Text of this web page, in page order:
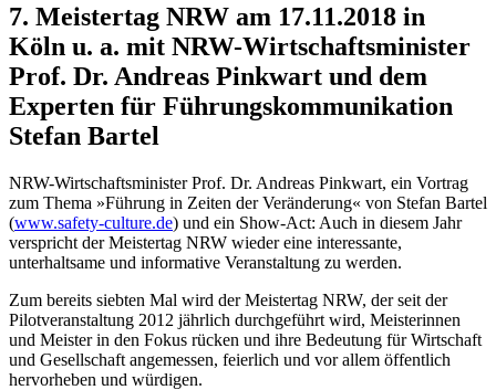
7. Meistertag NRW am 17.11.2018 in
Köln u. a. mit NRW-Wirtschaftsminister
Prof. Dr. Andreas Pinkwart und dem
Experten für Führungskommunikation
Stefan Bartel
NRW-Wirtschaftsminister Prof. Dr. Andreas Pinkwart, ein Vortrag
zum Thema »Führung in Zeiten der Veränderung« von Stefan Bartel
(www.safety-culture.de) und ein Show-Act: Auch in diesem Jahr
verspricht der Meistertag NRW wieder eine interessante,
unterhaltsame und informative Veranstaltung zu werden.
Zum bereits siebten Mal wird der Meistertag NRW, der seit der
Pilotveranstaltung 2012 jährlich durchgeführt wird, Meisterinnen
und Meister in den Fokus rücken und ihre Bedeutung für Wirtschaft
und Gesellschaft angemessen, feierlich und vor allem öffentlich
hervorheben und würdigen.